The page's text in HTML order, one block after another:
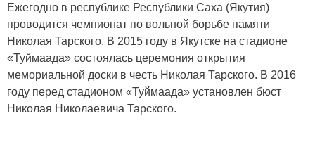
Ежегодно в республике Республики Саха (Якутия)
проводится чемпионат по вольной борьбе памяти
Николая Тарского. В 2015 году в Якутске на стадионе
«Туймаада» состоялась церемония открытия
мемориальной доски в честь Николая Тарского. В 2016
году перед стадионом «Туймаада» установлен бюст
Николая Николаевича Тарского.